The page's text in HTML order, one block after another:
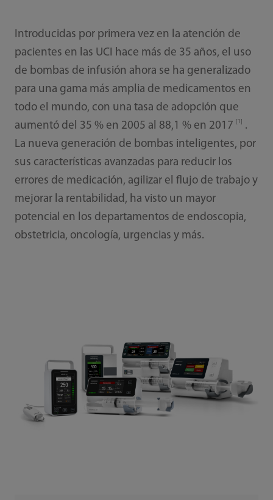
Introducidas por primera vez en la atención de
pacientes en las UCI hace más de 35 años, el uso
de bombas de infusión ahora se ha generalizado
para una gama más amplia de medicamentos en
todo el mundo, con una tasa de adopción que
aumentó del 35 % en 2005 al 88,1 % en 2017
[1]
.
La nueva generación de bombas inteligentes, por
sus características avanzadas para reducir los
errores de medicación, agilizar el flujo de trabajo y
mejorar la rentabilidad, ha visto un mayor
potencial en los departamentos de endoscopia,
obstetricia, oncología, urgencias y más.